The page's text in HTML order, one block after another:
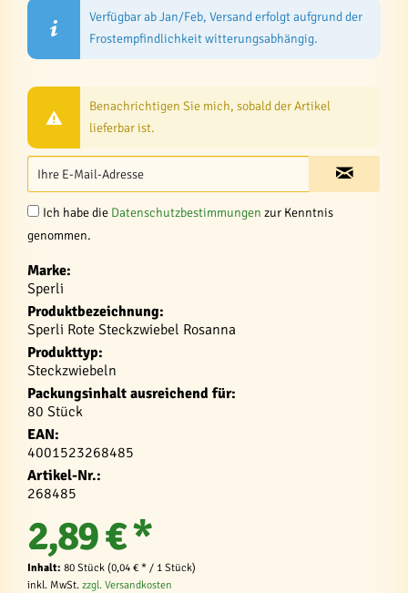
Verfügbar ab Jan/Feb, Versand erfolgt aufgrund der
Frostempfindlichkeit witterungsabhängig.
Benachrichtigen Sie mich, sobald der Artikel
lieferbar ist.
Ich habe die Datenschutzbestimmungen zur Kenntnis
genommen.
Marke:
Sperli
Produktbezeichnung:
Sperli Rote Steckzwiebel Rosanna
Produkttyp:
Steckzwiebeln
Packungsinhalt ausreichend für:
80 Stück
EAN:
4001523268485
Artikel-Nr.:
268485
2,89 € *
Inhalt: 80 Stück (0,04 € * / 1 Stück)
inkl. MwSt. zzgl. Versandkosten